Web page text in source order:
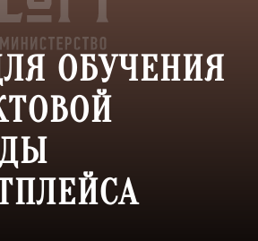
ОБУЧЕНИЯ